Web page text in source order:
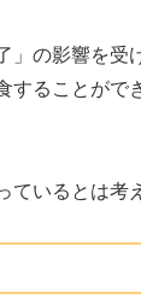
」の影響を受
することがで
ているとは考